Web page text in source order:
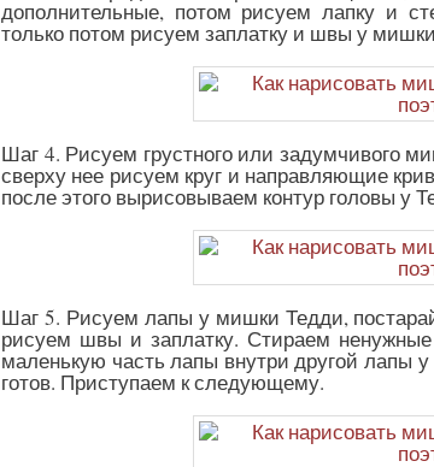
дополнительные, потом рисуем лапку и
только потом рисуем заплатку и швы у
Шаг 4. Рисуем грустного или задумчивого
сверху нее рисуем круг и направляющие
после этого вырисовываем контур головы у
Шаг 5. Рисуем лапы у мишки Тедди,
рисуем швы и заплатку. Стираем
маленькую часть лапы внутри другой лапы
готов. Приступаем к следующему.